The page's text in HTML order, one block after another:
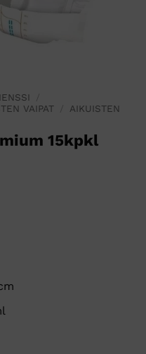
VAIPAT
AIKUISTEN
15kpkl